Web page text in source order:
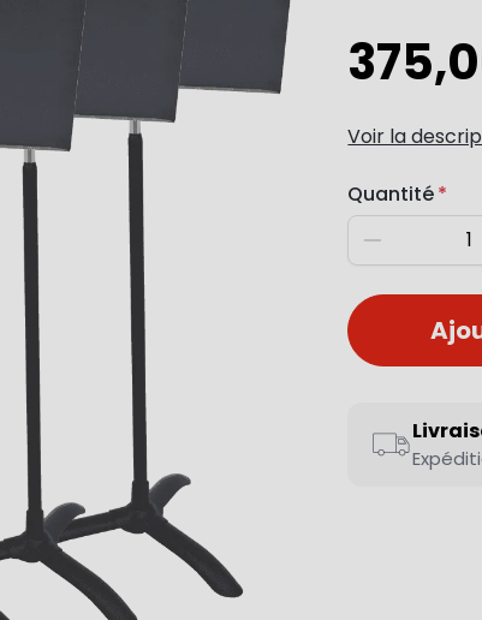
Voir la
Quantité
Diminuer